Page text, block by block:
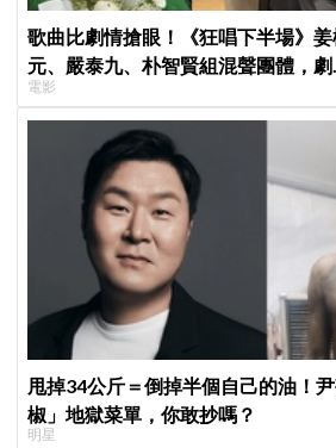
歌曲比劇情搶眼！《狂唱下半場》
元、嚴泰九、朴智賢組混聲團體，劇
曲《Love Is》超洗腦
電影
甩掉34公斤＝倒掉半個自己的油！
椒」地獄菜單，你敢抄嗎？
明星